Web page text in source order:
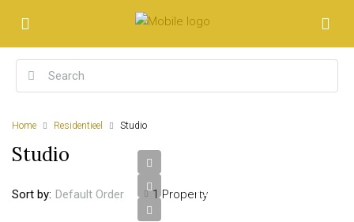
Home Residentieel Studio
Studio
1 Property
Sort by: Default Order
VENDU-